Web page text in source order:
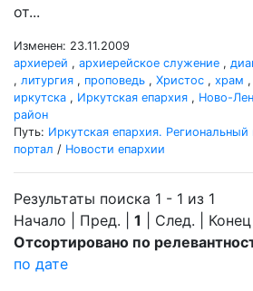
от...
Изменен: 23.11.2009
архиерей , архиерейское служение ,
, литургия , проповедь , Христос , храм ,
иркутска , Иркутская епархия , Ново-
район
Путь: Иркутская епархия. Региональный
портал / Новости епархии
Результаты поиска 1 - 1 из 1
Начало | Пред. | 1 | След. | Конец
Отсортировано по
по дате